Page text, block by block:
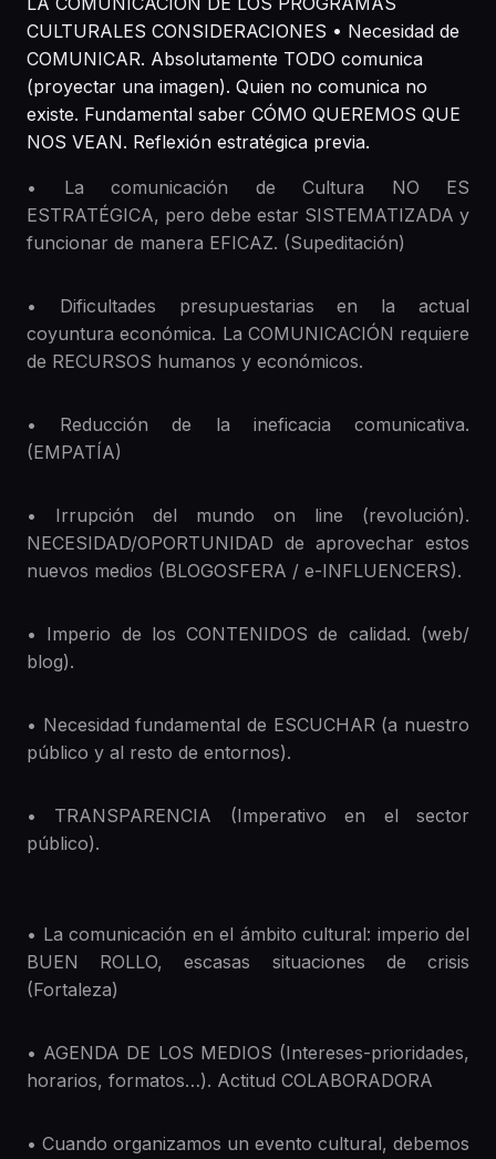
CULTURALES CONSIDERACIONES • Necesidad de
COMUNICAR. Absolutamente TODO comunica
(proyectar una imagen). Quien no comunica no
existe. Fundamental saber CÓMO QUEREMOS QUE
NOS VEAN. Reflexión estratégica previa.
• La comunicación de Cultura NO ES
ESTRATÉGICA, pero debe estar SISTEMATIZADA y
funcionar de manera EFICAZ. (Supeditación)
• Dificultades presupuestarias en la actual
coyuntura económica. La COMUNICACIÓN requiere
de RECURSOS humanos y económicos.
• Reducción de la ineficacia comunicativa.
(EMPATÍA)
• Irrupción del mundo on line (revolución).
NECESIDAD/OPORTUNIDAD de aprovechar estos
nuevos medios (BLOGOSFERA / e-INFLUENCERS).
• Imperio de los CONTENIDOS de calidad. (web/
blog).
• Necesidad fundamental de ESCUCHAR (a nuestro
público y al resto de entornos).
• TRANSPARENCIA (Imperativo en el sector
público).
• La comunicación en el ámbito cultural: imperio del
BUEN ROLLO, escasas situaciones de crisis
(Fortaleza)
• AGENDA DE LOS MEDIOS (Intereses-prioridades,
horarios, formatos…). Actitud COLABORADORA
• Cuando organizamos un evento cultural, debemos